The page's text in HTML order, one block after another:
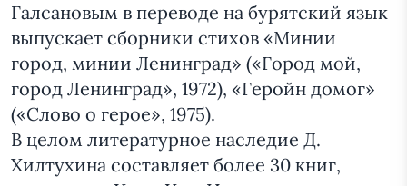
Галсановым в переводе на бурятский язык
выпускает сборники стихов «Минии
город, минии Ленинград» («Город мой,
город Ленинград», 1972), «Геройн домог»
(«Слово о герое», 1975).
В целом литературное наследие Д.
Хилтухина составляет более 30 книг,